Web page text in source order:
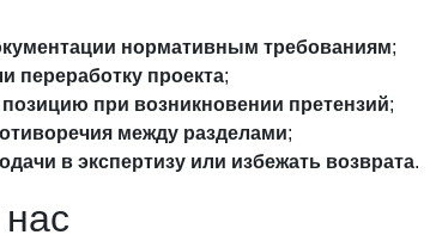
нормативным требованиям;
переработку проекта;
при возникновении претензий;
между разделами;
в экспертизу или избежать возврата.